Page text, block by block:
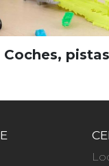
Coches,